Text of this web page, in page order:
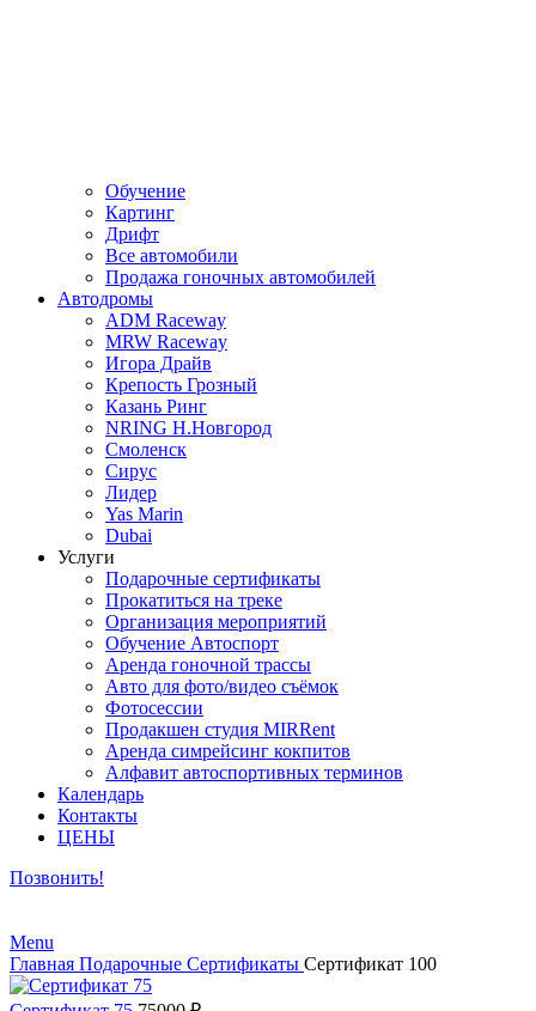
Обучение
Картинг
Дрифт
Все автомобили
Продажа гоночных автомобилей
Автодромы
ADM Raceway
MRW Raceway
Игора Драйв
Крепость Грозный
Казань Ринг
NRING Н.Новгород
Смоленск
Сирус
Лидер
Yas Marin
Dubai
Услуги
Подарочные сертификаты
Прокатиться на треке
Организация мероприятий
Обучение Автоспорт
Аренда гоночной трассы
Авто для фото/видео съёмок
Фотосессии
Продакшен студия MIRRent
Аренда симрейсинг кокпитов
Алфавит автоспортивных терминов
Календарь
Контакты
ЦЕНЫ
Позвонить!
Menu
Главная Подарочные Сертификаты Сертификат 100